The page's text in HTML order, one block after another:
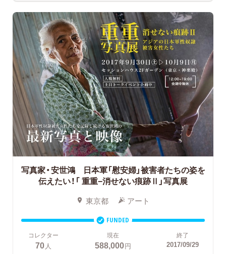
写真家・安世鴻 日本軍「慰安婦」被害者たちの姿を
伝えたい！「 重重−消せない痕跡Ⅱ」写真展
東京都 アート
FUNDED
コレクター
70人
現在
588,000円
終了
2017/09/29